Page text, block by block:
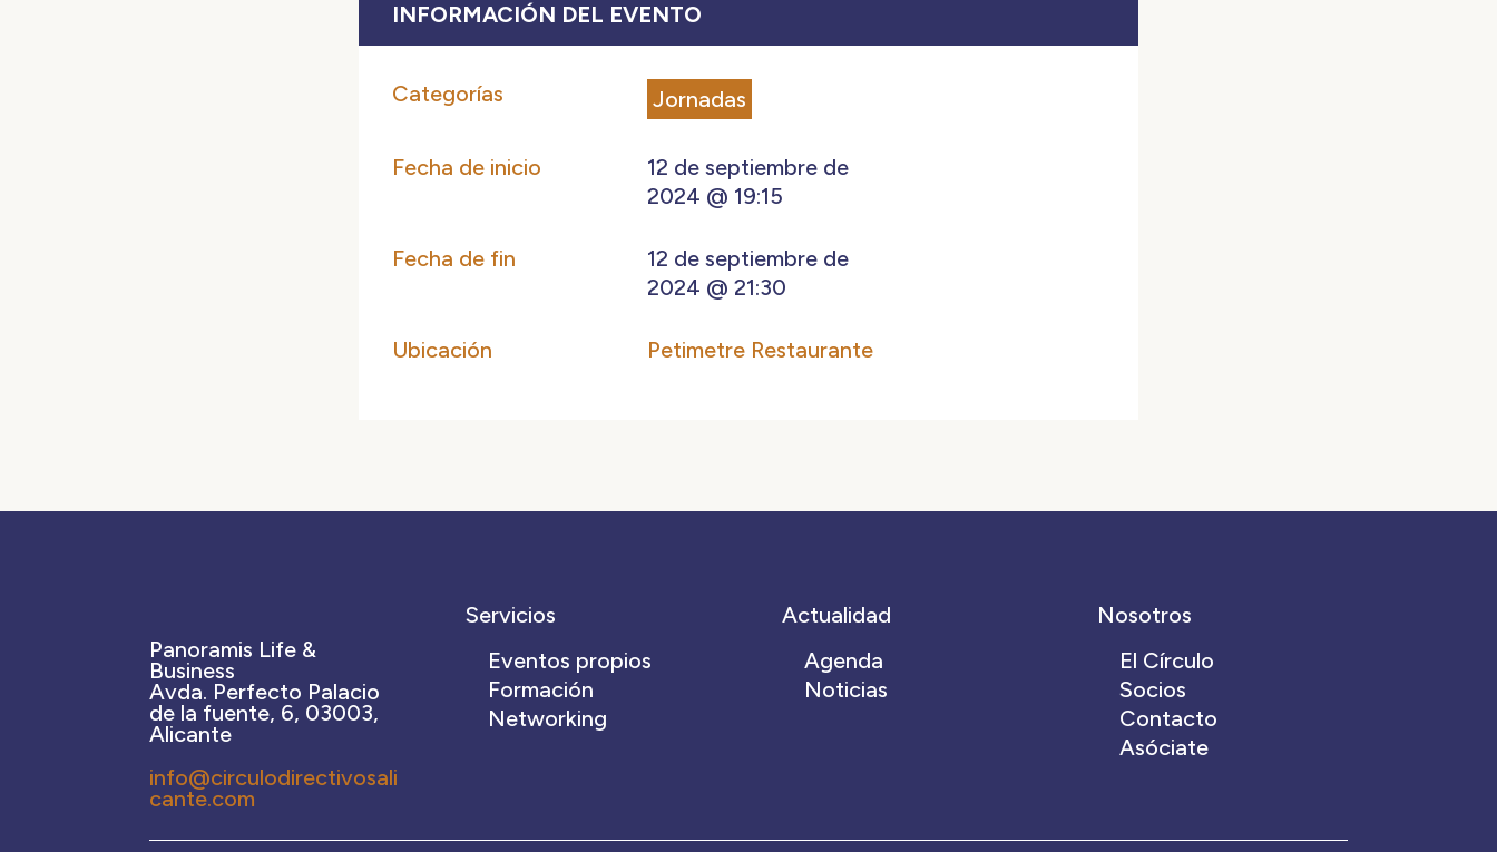
INFORMACIÓN DEL EVENTO
Categorías Jornadas
Fecha de inicio
12 de septiembre de
2024 @ 19:15
Fecha de fin
12 de septiembre de
2024 @ 21:30
Ubicación Petimetre Restaurante
Panoramis Life &
Business
Avda. Perfecto Palacio
de la fuente, 6, 03003,
Alicante
info@circulodirectivosali
cante.com
Servicios
Eventos propios
Formación
Networking
Actualidad
Agenda
Noticias
Nosotros
El Círculo
Socios
Contacto
Asóciate